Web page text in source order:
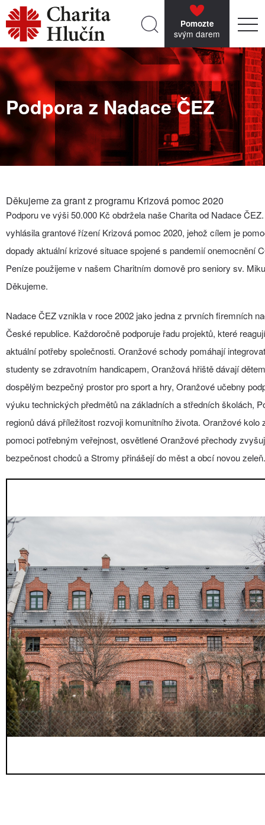
Pomozte
svým darem
Podpora z Nadace ČEZ
Děkujeme za grant z programu Krizová pomoc 2020
Podporu ve výši 50.000 Kč obdržela naše Charita od Nadace
vyhlásila grantové řízení Krizová pomoc 2020, jehož cílem je
dopady aktuální krizové situace spojené s pandemií onemocnění
Peníze použijeme v našem Charitním domově pro seniory sv.
Děkujeme.
Nadace ČEZ vznikla v roce 2002 jako jedna z prvních firemních
České republice. Každoročně podporuje řadu projektů, které
aktuální potřeby společnosti. Oranžové schody pomáhají
studenty se zdravotním handicapem, Oranžová hřiště dávají
dospělým bezpečný prostor pro sport a hry, Oranžové učebny
výuku technických předmětů na základních a středních školách,
regionů dává příležitost rozvoji komunitního života. Oranžové kolo
pomoci potřebným veřejnost, osvětlené Oranžové přechody
bezpečnost chodců a Stromy přinášejí do měst a obcí novou zeleň.